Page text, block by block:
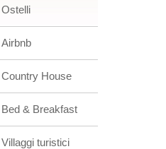
Ostelli
Airbnb
Country House
Bed & Breakfast
Villaggi turistici